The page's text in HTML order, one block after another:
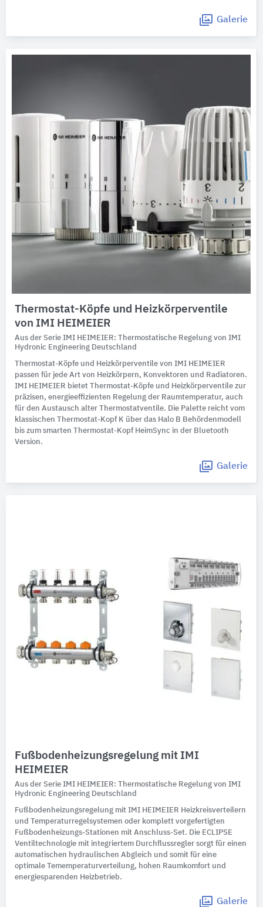
Galerie
Thermostat-Köpfe und Heizkörperventile
von IMI HEIMEIER
Aus der Serie IMI HEIMEIER: Thermostatische Regelung von IMI
Hydronic Engineering Deutschland
Thermostat-Köpfe und Heizkörperventile von IMI HEIMEIER
passen für jede Art von Heizkörpern, Konvektoren und Radiatoren.
IMI HEIMEIER bietet Thermostat-Köpfe und Heizkörperventile zur
präzisen, energieeffizienten Regelung der Raumtemperatur, auch
für den Austausch alter Thermostatventile. Die Palette reicht vom
klassischen Thermostat-Kopf K über das Halo B Behördenmodell
bis zum smarten Thermostat-Kopf HeimSync in der Bluetooth
Version.
Galerie
Fußbodenheizungsregelung mit IMI
HEIMEIER
Aus der Serie IMI HEIMEIER: Thermostatische Regelung von IMI
Hydronic Engineering Deutschland
Fußbodenheizungsregelung mit IMI HEIMEIER Heizkreisverteilern
und Temperaturregelsystemen oder komplett vorgefertigten
Fußbodenheizungs-Stationen mit Anschluss-Set. Die ECLIPSE
Ventiltechnologie mit integriertem Durchflussregler sorgt für einen
automatischen hydraulischen Abgleich und somit für eine
optimale Tememperaturverteilung, hohen Raumkomfort und
energiesparenden Heizbetrieb.
Galerie